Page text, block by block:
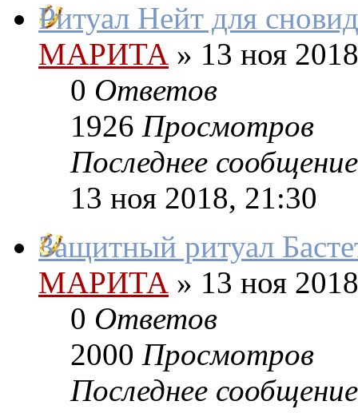
Ритуал Нейт для
МАРИТА » 13 ноя
0 Ответов
1926 Просмотров
Последнее сообщение
13 ноя 2018, 21:30
Защитный ритуал
МАРИТА » 13 ноя
0 Ответов
2000 Просмотров
Последнее сообщение